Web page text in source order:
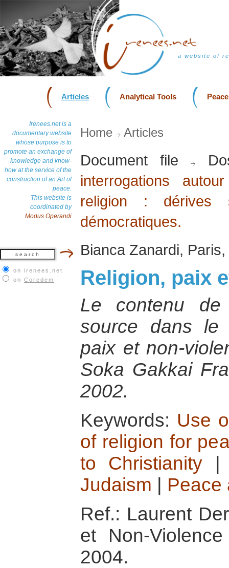
a website of
Articles Analytical Tools
Irenees.net is a
documentary website
whose purpose is to
promote an exchange of
knowledge and know-
how at the service of the
construction of an Art of
peace.
This website is
coordinated by
Modus Operandi
on irenees.net
on Coredem
Home Articles
Document file
interrogations
religion : dérives
démocratiques.
Bianca Zanardi,
Religion, paix
Le contenu de
source dans le
paix et non-
Soka Gakkai
2002.
Keywords: Use
of religion for
to Christianity
Judaism
Peace
Ref.: Laurent
et Non-
2004.